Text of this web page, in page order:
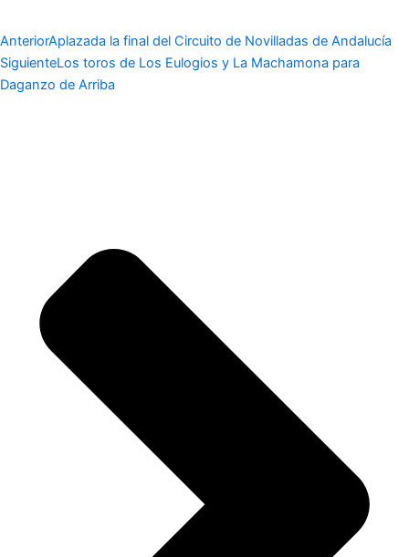
AnteriorAplazada la final del Circuito de Novilladas de Andalucía
SiguienteLos toros de Los Eulogios y La Machamona para
Daganzo de Arriba